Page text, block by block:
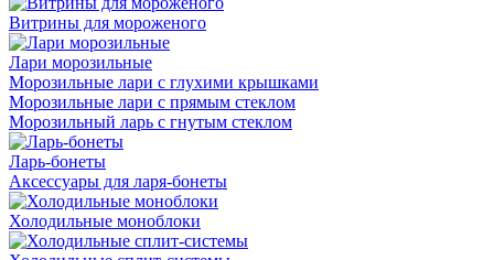
Витрины для мороженого
Лари морозильные
Морозильные лари с глухими крышками
Морозильные лари с прямым стеклом
Морозильный ларь с гнутым стеклом
Ларь-бонеты
Аксессуары для ларя-бонеты
Холодильные моноблоки